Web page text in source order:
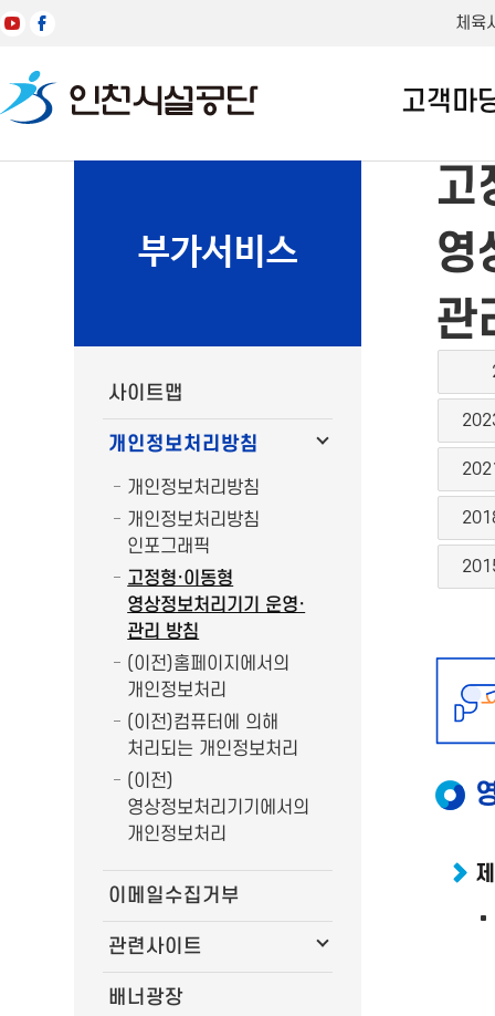
체육
고객마
부가서비스
사이트맵
개인정보처리방침
개인정보처리방침
개인정보처리방침
인포그래픽
고정형·이동형
영상정보처리기기 운영·
관리 방침
(이전)홈페이지에서의
개인정보처리
(이전)컴퓨터에 의해
처리되는 개인정보처리
(이전)
영상정보처리기기에서의
개인정보처리
이메일수집거부
관련사이트
배너광장
고
영
관